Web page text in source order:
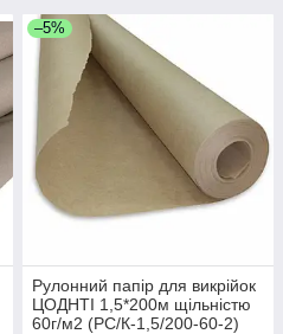
–5%
Рулонний папір для викрійок
ЦОДНТІ 1,5*200м щільністю
60г/м2 (PС/К-1,5/200-60-2)